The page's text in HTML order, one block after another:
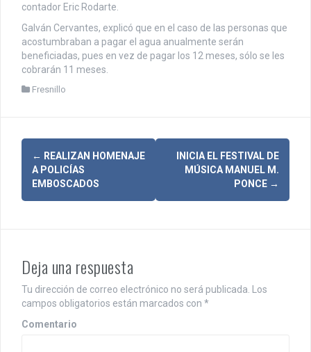
contador Eric Rodarte.
Galván Cervantes, explicó que en el caso de las personas que
acostumbraban a pagar el agua anualmente serán
beneficiadas, pues en vez de pagar los 12 meses, sólo se les
cobrarán 11 meses.
Fresnillo
N
g
a
c
i
← REALIZAN HOMENAJE
A POLICÍAS
EMBOSCADOS
INICIA EL FESTIVAL DE
MÚSICA MANUEL M.
PONCE →
Deja una respuesta
Tu dirección de correo electrónico no será publicada.
Los
campos obligatorios están marcados con *
Comentario